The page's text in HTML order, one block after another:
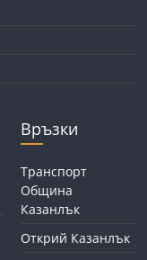
Връзки
Транспорт
Община
Казанлък
Открий Казанлък